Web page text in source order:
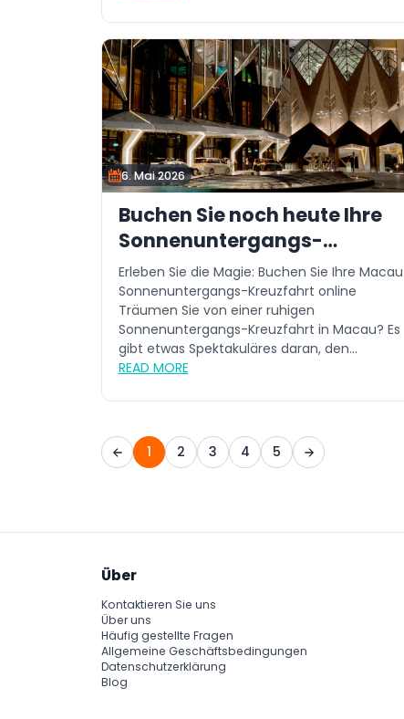
6. Mai 2026
Buchen Sie noch heute Ihre
Sonnenuntergangs-
Kreuzfahrt in Macau online
Erleben Sie die Magie: Buchen Sie Ihre Macau
Sonnenuntergangs-Kreuzfahrt online
Träumen Sie von einer ruhigen
Sonnenuntergangs-Kreuzfahrt in Macau? Es
gibt etwas Spektakuläres daran, den
Sonnenunterga...
READ MORE
1 2 3 4 5
Über
Kontaktieren Sie uns
Über uns
Häufig gestellte Fragen
Allgemeine Geschäftsbedingungen
Datenschutzerklärung
Blog